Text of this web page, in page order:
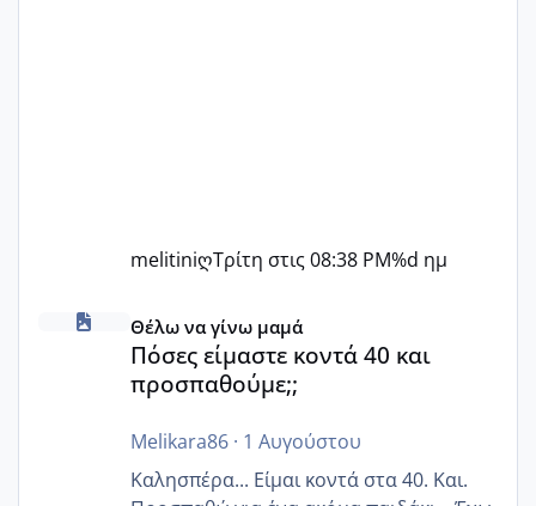
melitiniღΤρίτη στις 08:38 PM%d ημ
Πόσες είμαστε κοντά 40 και προσπαθούμε;;
Θέλω να γίνω μαμά
Πόσες είμαστε κοντά 40 και
προσπαθούμε;;
Melikara86· 1 Αυγούστου
Καλησπέρα... Είμαι κοντά στα 40. Και.